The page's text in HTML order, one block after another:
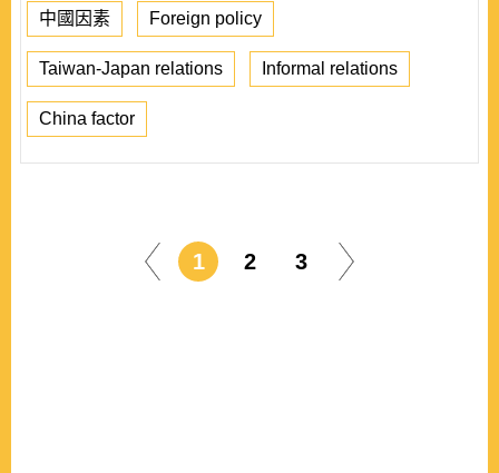
中國因素 Foreign policy
Taiwan-Japan relations Informal relations
China factor
1 2 3